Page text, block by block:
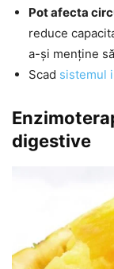
Pot afecta
reduce
a-și menține
Scad sistemul
digestive